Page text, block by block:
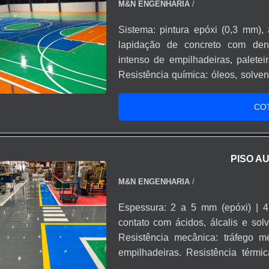
microrganismos. Alta
acabamento estético moderno e
Conforto e segurança para
em relação a pisos convencionais.
M&N ENGENHARIA/
Sistema: pintura epóxi (0,3
lapidação de concreto com
intenso de empilhadeiras,
Resistência química: óleos,
uretano | até 150 °C em choque
liso, antiderrapante, brilhante
Higienização: superfície
produtivas, logísticas e de
mecânica, química e térmica,
em ambientes de alta
corretiva. Atende normas de
MAPA, ISO). Facilidade de
diferentes sistemas conforme
PISO
M&N ENGENHARIA/
Espessura: 2 a 5 mm (epóxi) |
contato com ácidos, álcalis e
Resistência mecânica: tráfego
empilhadeiras. Resistência